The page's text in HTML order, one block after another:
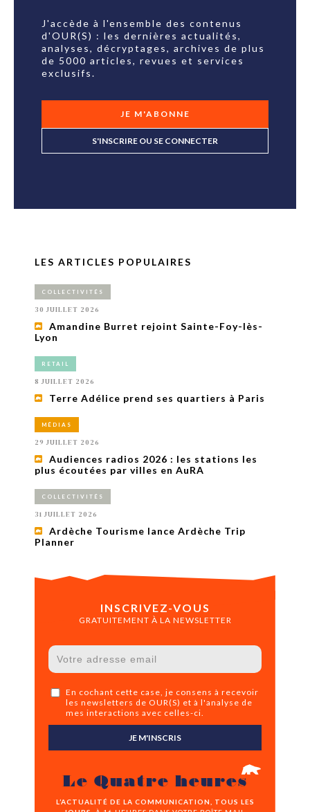
J'accède à l'ensemble des contenus
d'OUR(S) : les dernières actualités,
analyses, décryptages, archives de plus
de 5000 articles, revues et services
exclusifs.
JE M'ABONNE
S'INSCRIRE OU SE CONNECTER
LES ARTICLES POPULAIRES
COLLECTIVITÉS
30 JUILLET 2026
Amandine Burret rejoint Sainte-Foy-lès-
Lyon
RETAIL
8 JUILLET 2026
Terre Adélice prend ses quartiers à Paris
MÉDIAS
29 JUILLET 2026
Audiences radios 2026 : les stations les
plus écoutées par villes en AuRA
COLLECTIVITÉS
31 JUILLET 2026
Ardèche Tourisme lance Ardèche Trip
Planner
INSCRIVEZ-VOUS
GRATUITEMENT À LA NEWSLETTER
En cochant cette case, je consens à recevoir
les newsletters de OUR(S) et à l'analyse de
mes interactions avec celles-ci.
JE M'INSCRIS
Le Quatre heures
L’ACTUALITÉ DE LA COMMUNICATION, TOUS LES